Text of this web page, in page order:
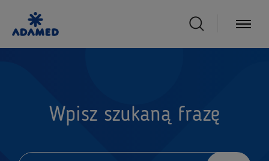
Wpisz szukaną frazę